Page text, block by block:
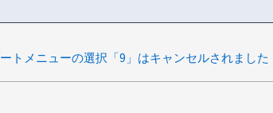
トメニューの選択「9」はキャンセルされました